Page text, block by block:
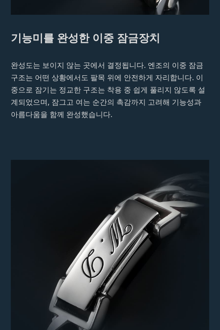
기능미를 완성한 이중 잠금장치
완성도는 보이지 않는 곳에서 결정됩니다. 엔조의 이중 잠금
구조는 어떤 상황에서도 팔목 위에 안전하게 자리합니다. 이
중으로 잠기는 정교한 구조는 착용 중 쉽게 풀리지 않도록 설
계되었으며, 잠그고 여는 순간의 촉감까지 고려해 기능성과
아름다움을 함께 완성했습니다.